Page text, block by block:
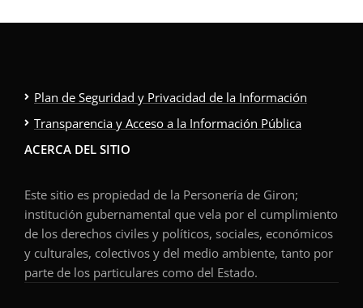
Plan de Seguridad y Privacidad de la Información
Transparencia y Acceso a la Información Pública
ACERCA DEL SITIO
Este sitio es propiedad de la Personería de Giron;
institución gubernamental que vela por el cumplimiento
de los derechos civiles y políticos, sociales, económicos
y culturales, colectivos y del medio ambiente, tanto por
parte de los particulares como del Estado.